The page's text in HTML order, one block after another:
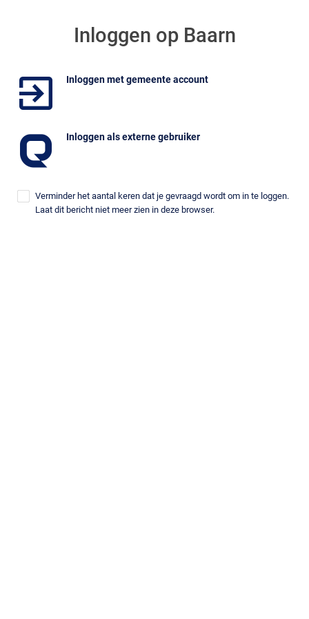
Inloggen op Baarn
Inloggen met gemeente account
Inloggen als externe gebruiker
Verminder het aantal keren dat je gevraagd wordt om in te loggen.
Laat dit bericht niet meer zien in deze browser.